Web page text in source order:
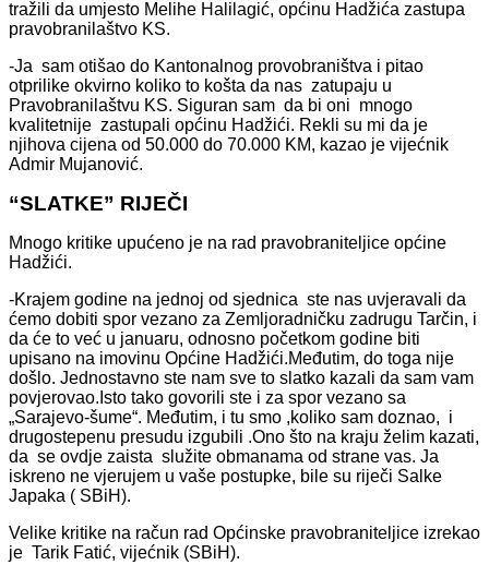
tražili da umjesto Melihe Halilagić, općinu Hadžića zastupa
pravobranilaštvo KS.
-Ja sam otišao do Kantonalnog provobraništva i pitao
otprilike okvirno koliko to košta da nas zatupaju u
Pravobranilaštvu KS. Siguran sam da bi oni mnogo
kvalitetnije zastupali općinu Hadžići. Rekli su mi da je
njihova cijena od 50.000 do 70.000 KM, kazao je vijećnik
Admir Mujanović.
“SLATKE” RIJEČI
Mnogo kritike upućeno je na rad pravobraniteljice općine
Hadžići.
-Krajem godine na jednoj od sjednica ste nas uvjeravali da
ćemo dobiti spor vezano za Zemljoradničku zadrugu Tarčin, i
da će to već u januaru, odnosno početkom godine biti
upisano na imovinu Općine Hadžići.Međutim, do toga nije
došlo. Jednostavno ste nam sve to slatko kazali da sam vam
povjerovao.Isto tako govorili ste i za spor vezano sa
„Sarajevo-šume“. Međutim, i tu smo ,koliko sam doznao, i
drugostepenu presudu izgubili .Ono što na kraju želim kazati,
da se ovdje zaista služite obmanama od strane vas. Ja
iskreno ne vjerujem u vaše postupke, bile su riječi Salke
Japaka ( SBiH).
Velike kritike na račun rad Općinske pravobraniteljice izrekao
je Tarik Fatić, vijećnik (SBiH).